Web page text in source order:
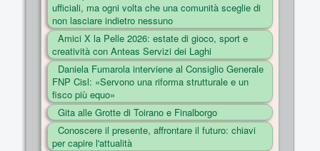
ESSENZIALI
MAPPA DEL SITO
CONVENZIONI
FOTO
SOCIAL
ufficiali, ma ogni volta che una comunità sceglie di
non lasciare indietro nessuno
Amici X la Pelle 2026: estate di gioco, sport e
creatività con Anteas Servizi dei Laghi
Daniela Fumarola interviene al Consiglio Generale
FNP Cisl: «Servono una riforma strutturale e un
fisco più equo»
Gita alle Grotte di Toirano e Finalborgo
Conoscere il presente, affrontare il futuro: chiavi
per capire l'attualità